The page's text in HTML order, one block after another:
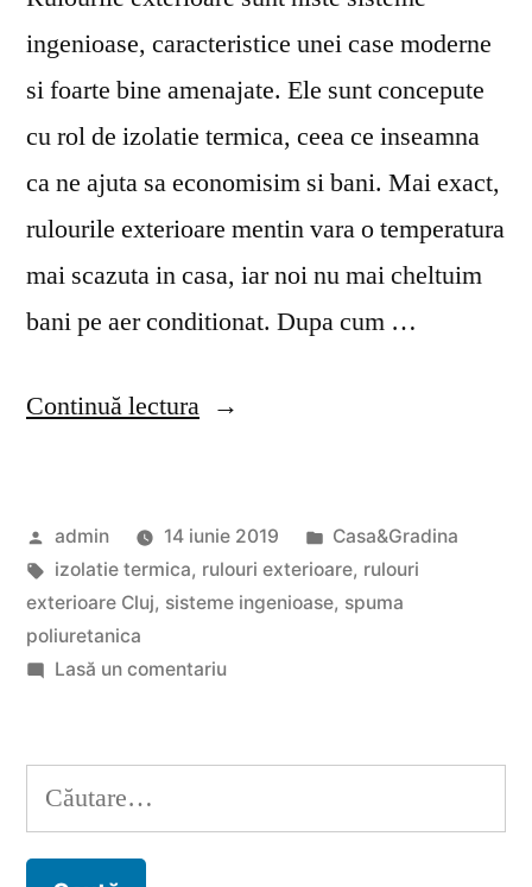
ingenioase, caracteristice unei case moderne
si foarte bine amenajate. Ele sunt concepute
cu rol de izolatie termica, ceea ce inseamna
ca ne ajuta sa economisim si bani. Mai exact,
rulourile exterioare mentin vara o temperatura
mai scazuta in casa, iar noi nu mai cheltuim
bani pe aer conditionat. Dupa cum …
Continuă lectura„Beneficiile
exterioare
din
la
unei
Publicat
de
admin 14 iunie 2019
Publicat
în
Casa&Gradina
Etichete:
izolatie termica, rulouri exterioare, rulouri
exterioare Cluj, sisteme ingenioase, spuma
poliuretanica
Lasă un comentariula
rulourilor
din
Caută
după: